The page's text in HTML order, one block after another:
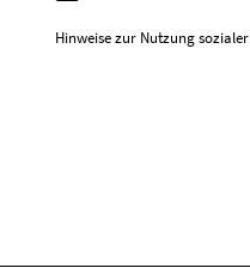
Hinweise zur Nutzung